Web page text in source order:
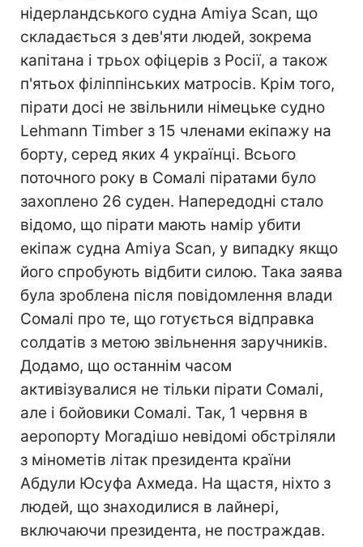
нідерландського судна Amiya Scan, що
складається з дев'яти людей, зокрема
капітана і трьох офіцерів з Росії, а також
п'ятьох філіппінських матросів. Крім того,
пірати досі не звільнили німецьке судно
Lehmann Timber з 15 членами екіпажу на
борту, серед яких 4 українці. Всього
поточного року в Сомалі піратами було
захоплено 26 суден. Напередодні стало
відомо, що пірати мають намір убити
екіпаж судна Amiya Scan, у випадку якщо
його спробують відбити силою. Така заява
була зроблена після повідомлення влади
Сомалі про те, що готується відправка
солдатів з метою звільнення заручників.
Додамо, що останнім часом
активізувалися не тільки пірати Сомалі,
але і бойовики Сомалі. Так, 1 червня в
аеропорту Могадішо невідомі обстріляли
з мінометів літак президента країни
Абдули Юсуфа Ахмеда. На щастя, ніхто з
людей, що знаходилися в лайнері,
включаючи президента, не постраждав.